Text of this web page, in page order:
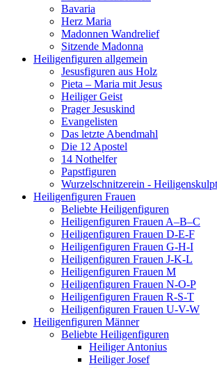
Bavaria
Herz Maria
Madonnen Wandrelief
Sitzende Madonna
Heiligenfiguren allgemein
Jesusfiguren aus Holz
Pieta – Maria mit Jesus
Heiliger Geist
Prager Jesuskind
Evangelisten
Das letzte Abendmahl
Die 12 Apostel
14 Nothelfer
Papstfiguren
Wurzelschnitzerein -
Heiligenfiguren Frauen
Beliebte Heiligenfiguren
Heiligenfiguren Frauen A–B–C
Heiligenfiguren Frauen D-E-F
Heiligenfiguren Frauen G-H-I
Heiligenfiguren Frauen J-K-L
Heiligenfiguren Frauen M
Heiligenfiguren Frauen N-O-P
Heiligenfiguren Frauen R-S-T
Heiligenfiguren Frauen U-V-W
Heiligenfiguren Männer
Beliebte Heiligenfiguren
Heiliger Antonius
Heiliger Josef